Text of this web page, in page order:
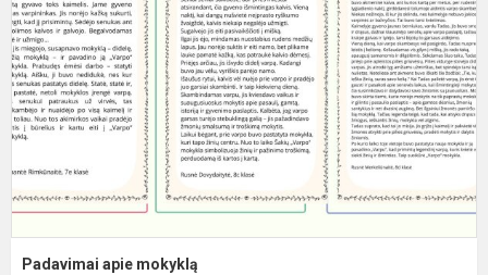
Padavimai apie mokyklą